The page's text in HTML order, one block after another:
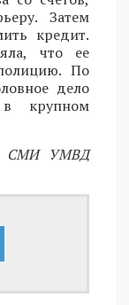
Затем
кредит.
что ее
По
дело
в крупном
СМИ УМВД